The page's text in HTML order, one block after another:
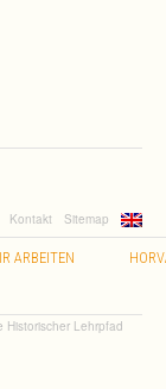
Kontakt Sitemap
ARBEITEN
Historischer Lehrpfad